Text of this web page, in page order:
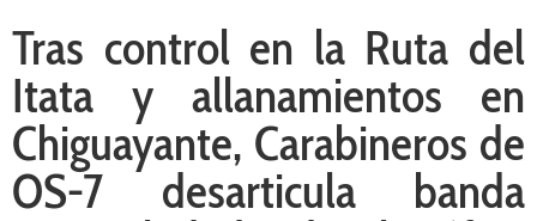
Tras control en la Ruta del
Itata y allanamientos en
Chiguayante, Carabineros de
OS-7 desarticula banda